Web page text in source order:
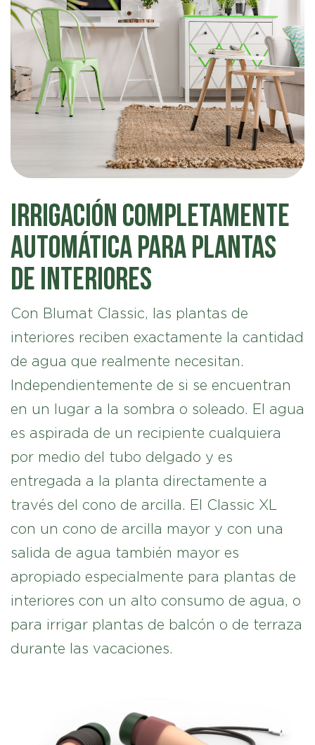
Irrigación completamente
automática para plantas
de interiores
Con Blumat Classic, las plantas de
interiores reciben exactamente la cantidad
de agua que realmente necesitan.
Independientemente de si se encuentran
en un lugar a la sombra o soleado. El agua
es aspirada de un recipiente cualquiera
por medio del tubo delgado y es
entregada a la planta directamente a
través del cono de arcilla. El Classic XL
con un cono de arcilla mayor y con una
salida de agua también mayor es
apropiado especialmente para plantas de
interiores con un alto consumo de agua, o
para irrigar plantas de balcón o de terraza
durante las vacaciones.